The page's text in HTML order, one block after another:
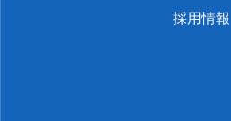
採用情報